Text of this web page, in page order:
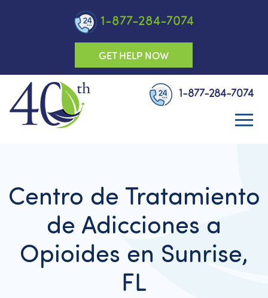
1-877-284-7074
GET HELP NOW
1-877-284-7074
Centro de Tratamiento
de Adicciones a
Opioides en Sunrise,
FL